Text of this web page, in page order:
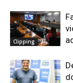
Clipping